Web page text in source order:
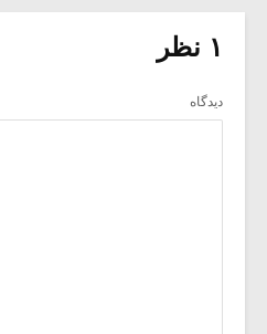
۱ نظر
دیدگاه